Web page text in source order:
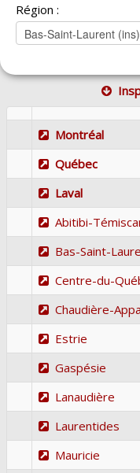
Région :
Montréal
Québec
Laval
Abitibi-
Bas-Saint-
Centre-du-
Chaudière-
Estrie
Gaspésie
Lanaudière
Laurentides
Mauricie